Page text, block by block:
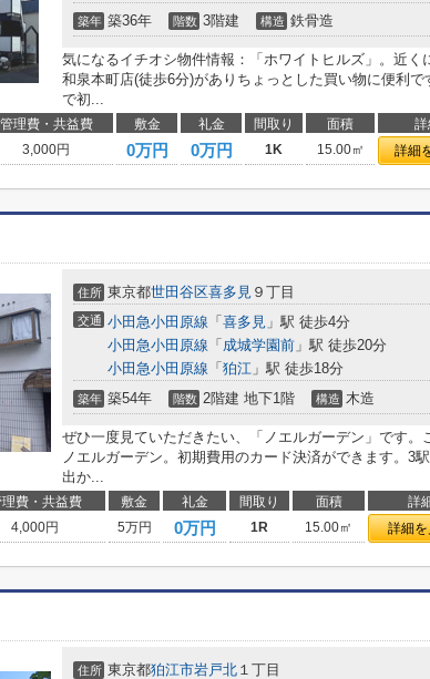
築年 築36年 階数 3階建 構造 鉄骨造
気になるイチオシ物件情報：「ホワイトヒルズ」。近く
和泉本町店(徒歩6分)がありちょっとした買い物に便利で
で初...
管理費・共益費 敷金 礼金 間取り 面積 詳
3,000円 0万円 0万円 1K 15.00㎡ 詳細
住所 東京都世田谷区喜多見 ９丁目
交通 小田急小田原線 「 喜多見 」駅 徒歩4分
小田急小田原線 「 成城学園前 」駅 徒歩20分
小田急小田原線 「 狛江 」駅 徒歩18分
築年 築54年 階数 2階建 地下1階 構造 木造
ぜひ一度見ていただきたい、「ノエルガーデン」です。
ノエルガーデン。初期費用のカード決済ができます。3
出か...
費・共益費 敷金 礼金 間取り 面積 詳
4,000円 5万円 0万円 1R 15.00㎡ 詳細を
住所 東京都狛江市岩戸北 １丁目